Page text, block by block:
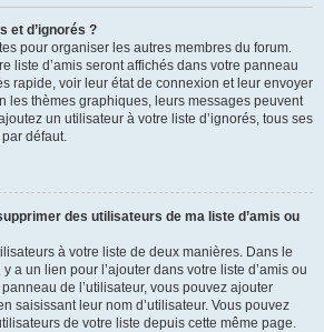
et d’ignorés ?
pour organiser les autres membres du forum.
liste d’amis seront affichés dans votre panneau
rapide, voir leur état de connexion et leur envoyer
les thèmes graphiques, leurs messages peuvent
un utilisateur à votre liste d’ignorés, tous ses
défaut.
des utilisateurs de ma liste d’amis ou
à votre liste de deux manières. Dans le
a un lien pour l’ajouter dans votre liste d’amis ou
de l’utilisateur, vous pouvez ajouter
saisissant leur nom d’utilisateur. Vous pouvez
de votre liste depuis cette même page.